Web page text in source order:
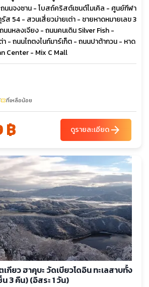
นนจงซาน - โบสถ์คริสต์เซนต์ไมเคิล - ศูนย์กีฬา
ส 54 - สวนเสี่ยวม่ายเต่า - ชายหาดหมายเลข 3
นนหลงเจียง - ถนนคนเดิน Silver Fish -
- ถนนไถตงไนท์มาร์เก็ต - ถนนปาต้ากวน - หาด
Center - Mix C Mall
confirmation_numberที่เหลือน้อย
฿ ดูรายละเอียดarrow_forward
กียว ฮาคุบะ วัดเบียวโดอิน ทะเลสาบทั้ง
3 คืน) (อิสระ 1 วัน)